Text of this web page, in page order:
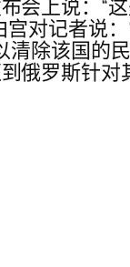
会上说：
对记者说
清除该国
俄罗斯针